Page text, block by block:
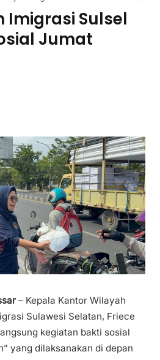
Imigrasi Sulsel
Jumat
– Kepala Kantor Wilayah
Sulawesi Selatan, Friece
kegiatan bakti sosial
yang dilaksanakan di depan